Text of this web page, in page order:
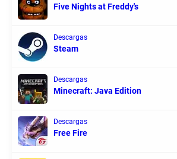
Five Nights at Freddy's
Descargas
Steam
Descargas
Minecraft: Java Edition
Descargas
Free Fire